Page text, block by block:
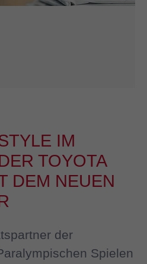
IM
TOYOTA
DEM NEUEN
der
Spielen